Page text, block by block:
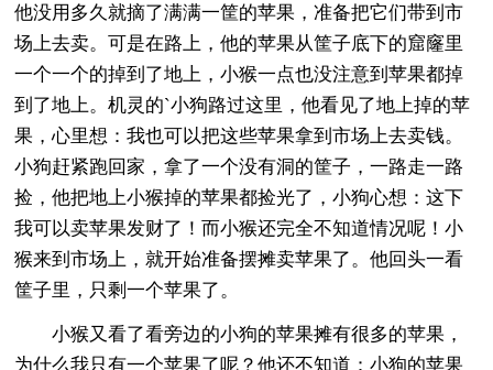
他没用多久就摘了满满一筐的苹果，准备把它们带到市
场上去卖。可是在路上，他的苹果从筐子底下的窟窿里
一个一个的掉到了地上，小猴一点也没注意到苹果都掉
到了地上。机灵的`小狗路过这里，他看见了地上掉的苹
果，心里想：我也可以把这些苹果拿到市场上去卖钱。
小狗赶紧跑回家，拿了一个没有洞的筐子，一路走一路
捡，他把地上小猴掉的苹果都捡光了，小狗心想：这下
我可以卖苹果发财了！而小猴还完全不知道情况呢！小
猴来到市场上，就开始准备摆摊卖苹果了。他回头一看
筐子里，只剩一个苹果了。
小猴又看了看旁边的小狗的苹果摊有很多的苹果，
为什么我只有一个苹果了呢？他还不知道：小狗的苹果